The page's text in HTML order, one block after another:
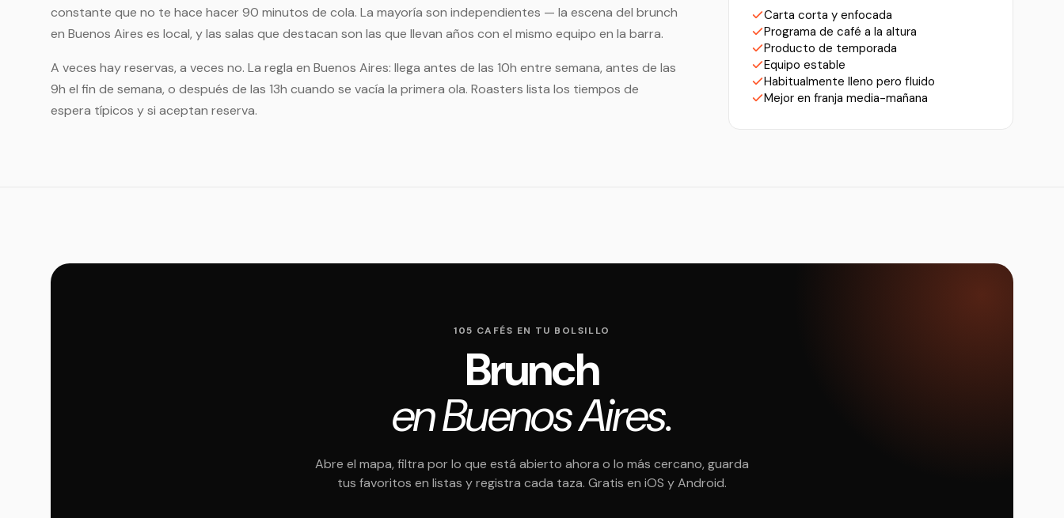
constante que no te hace hacer 90 minutos de cola. La mayoría son independientes — la escena del brunch
en Buenos Aires es local, y las salas que destacan son las que llevan años con el mismo equipo en la barra.
A veces hay reservas, a veces no. La regla en Buenos Aires: llega antes de las 10h entre semana, antes de las
9h el fin de semana, o después de las 13h cuando se vacía la primera ola. Roasters lista los tiempos de
espera típicos y si aceptan reserva.
Carta corta y enfocada
Programa de café a la altura
Producto de temporada
Equipo estable
Habitualmente lleno pero fluido
Mejor en franja media-mañana
105 CAFÉS EN TU BOLSILLO
Brunch
en Buenos Aires.
Abre el mapa, filtra por lo que está abierto ahora o lo más cercano, guarda
tus favoritos en listas y registra cada taza. Gratis en iOS y Android.